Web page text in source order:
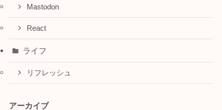
Mastodon
React
ライフ
リフレッシュ
アーカイブ